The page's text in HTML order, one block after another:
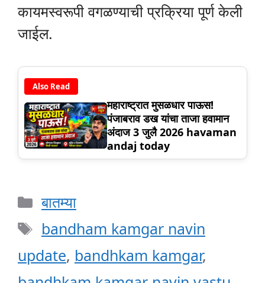
कायमस्वरूपी वगळण्याची प्रक्रिया पूर्ण केली
जाईल.
Also Read
महाराष्ट्रात मुसळधार पाऊस!
पंजाबराव डख यांचा ताजा हवामान
अंदाज 3 जुलै 2026 havaman
andaj today
Categories
बातम्या
Tags
bandham kamgar navin
update, bandhkam kamgar,